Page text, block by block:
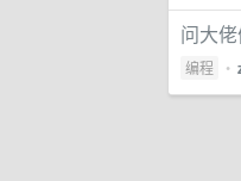
问大
编程 •